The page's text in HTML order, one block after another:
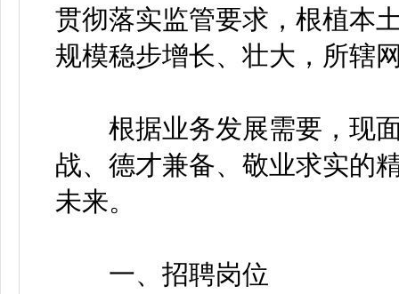
贯彻落实监管要求，根植本
规模稳步增长、壮大，所辖
根据业务发展需要，现面
战、德才兼备、敬业求实的
未来。
一、招聘岗位